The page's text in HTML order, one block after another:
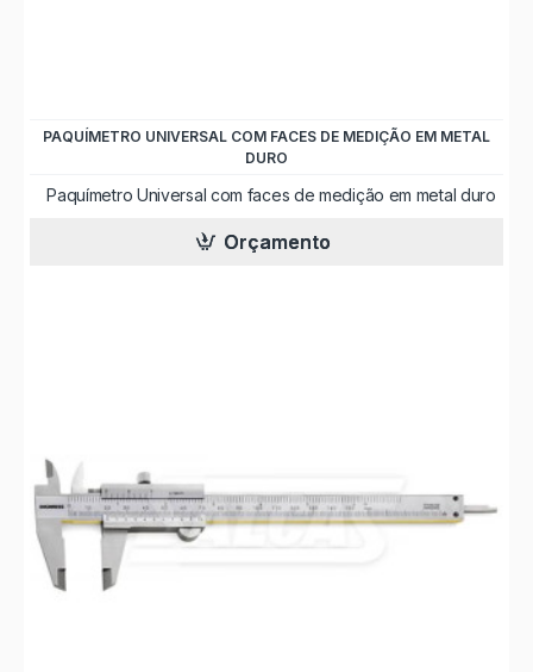
PAQUÍMETRO UNIVERSAL COM FACES DE MEDIÇÃO EM METAL
DURO
Paquímetro Universal com faces de medição em metal duro
Orçamento